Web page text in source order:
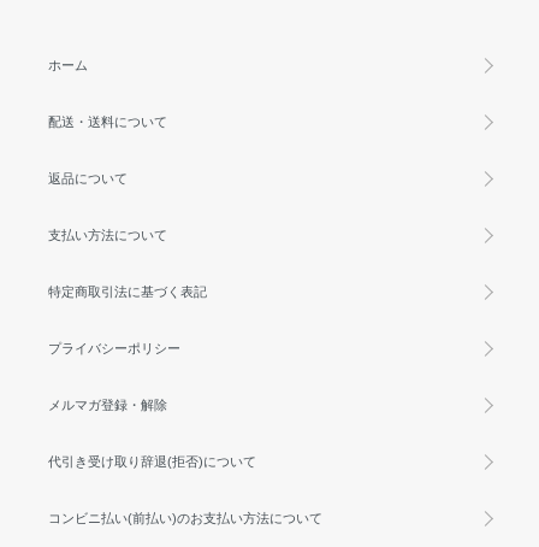
ホーム
配送・送料について
返品について
支払い方法について
特定商取引法に基づく表記
プライバシーポリシー
メルマガ登録・解除
代引き受け取り辞退(拒否)について
コンビニ払い(前払い)のお支払い方法について